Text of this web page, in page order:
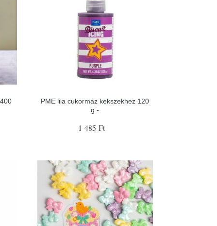
PME lila cukormáz kekszekhez 120
g -
1 485 Ft